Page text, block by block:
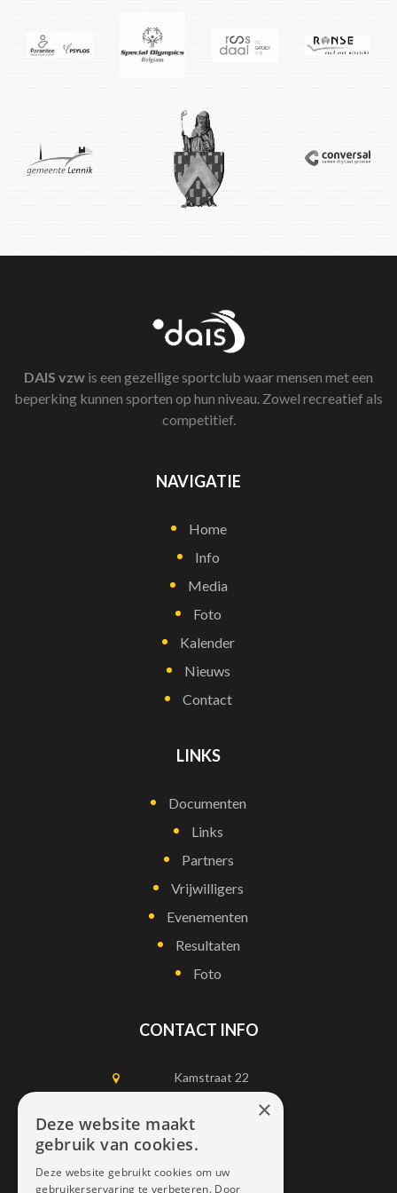
DAIS vzw is een gezellige sportclub waar mensen met een
beperking kunnen sporten op hun niveau. Zowel recreatief als
competitief.
NAVIGATIE
Home
Info
Media
Foto
Kalender
Nieuws
Contact
LINKS
Documenten
Links
Partners
Vrijwilligers
Evenementen
Resultaten
Foto
CONTACT INFO
Kamstraat 22
1750 Lennik
0497452898
info@dais.be
×
Deze website maakt
gebruik van cookies.
Deze website gebruikt cookies om uw
gebruikerservaring te verbeteren. Door